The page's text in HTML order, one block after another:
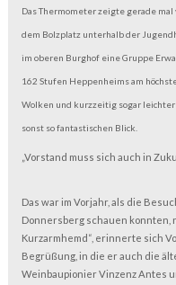
Mitglieder
Kontakt
Das Thermometer zeigte gerade
dem Bolzplatz unterhalb der
im oberen Burghof eine Gruppe
162 Stufen Heppenheims am
Wolken und kurzzeitig sogar
sonst so fantastischen Blick.
„Vorstand muss sich auch in
Das war im Vorjahr, als die
Donnersberg schauen konnten,
Kurzarmhemd“, erinnerte sich
Begrüßung, in die er auch die
Weinbaupionier Vinzenz Antes